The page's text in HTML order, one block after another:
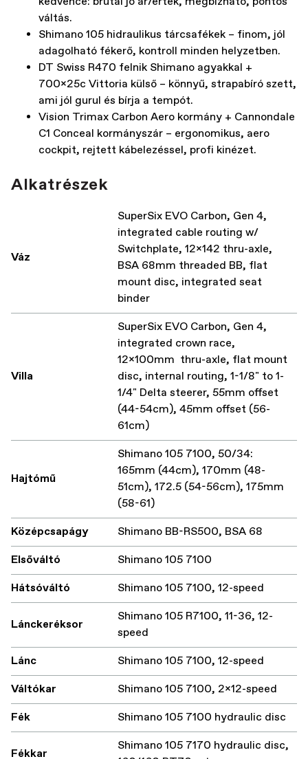
váltás.
Shimano 105 hidraulikus tárcsafékek – finom, jól
adagolható fékerő, kontroll minden helyzetben.
DT Swiss R470 felnik Shimano agyakkal +
700x25c Vittoria külső – könnyű, strapabíró szett,
ami jól gurul és bírja a tempót.
Vision Trimax Carbon Aero kormány + Cannondale
C1 Conceal kormányszár – ergonomikus, aero
cockpit, rejtett kábelezéssel, profi kinézet.
Alkatrészek
Váz
SuperSix EVO Carbon, Gen 4,
integrated cable routing w/
Switchplate, 12x142 thru-axle,
BSA 68mm threaded BB, flat
mount disc, integrated seat
binder
Villa
SuperSix EVO Carbon, Gen 4,
integrated crown race,
12x100mm thru-axle, flat mount
disc, internal routing, 1-1/8" to 1-
1/4" Delta steerer, 55mm offset
(44-54cm), 45mm offset (56-
61cm)
Hajtómű
Shimano 105 7100, 50/34:
165mm (44cm), 170mm (48-
51cm), 172.5 (54-56cm), 175mm
(58-61)
Középcsapágy
Shimano BB-RS500, BSA 68
Elsőváltó
Shimano 105 7100
Hátsóváltó
Shimano 105 7100, 12-speed
Lánckeréksor
Shimano 105 R7100, 11-36, 12-
speed
Lánc
Shimano 105 7100, 12-speed
Váltókar
Shimano 105 7100, 2x12-speed
Fék
Shimano 105 7100 hydraulic disc
Fékkar
Shimano 105 7170 hydraulic disc,